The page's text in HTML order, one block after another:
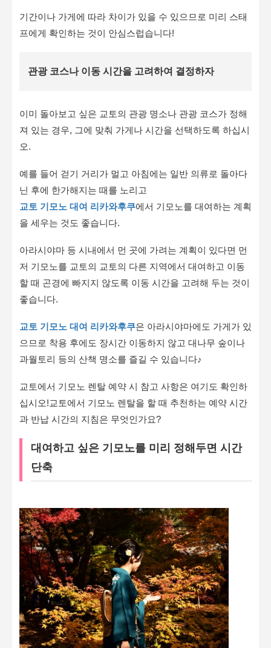
기간이나 가게에 따라 차이가 있을 수 있으므로 미리 스태
프에게 확인하는 것이 안심스럽습니다!
관광 코스나 이동 시간을 고려하여 결정하자
이미 돌아보고 싶은 교토의 관광 명소나 관광 코스가 정해
져 있는 경우, 그에 맞춰 가게나 시간을 선택하도록 하십시
오.
예를 들어 걷기 거리가 멀고 아침에는 일반 의류로 돌아다
닌 후에 한가해지는 때를 노리고
교토 기모노 대여 리카와후쿠에서 기모노를 대여하는 계획
을 세우는 것도 좋습니다.
아라시야마 등 시내에서 먼 곳에 가려는 계획이 있다면 먼
저 기모노를 교토의 교토의 다른 지역에서 대여하고 이동
할 때 곤경에 빠지지 않도록 이동 시간을 고려해 두는 것이
좋습니다.
교토 기모노 대여 리카와후쿠은 아라시야마에도 가게가 있
으므로 착용 후에도 장시간 이동하지 않고 대나무 숲이나
과월토리 등의 산책 명소를 즐길 수 있습니다♪
교토에서 기모노 렌탈 예약 시 참고 사항은 여기도 확인하
십시오!교토에서 기모노 렌탈을 할 때 추천하는 예약 시간
과 반납 시간의 지침은 무엇인가요?
대여하고 싶은 기모노를 미리 정해두면 시간
단축